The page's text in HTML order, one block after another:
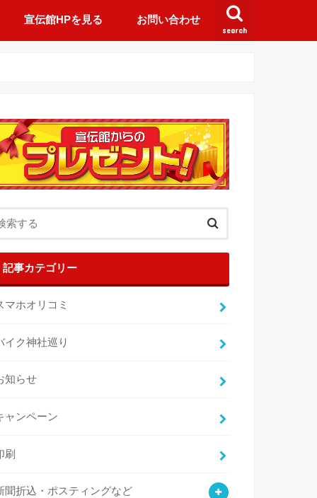
search
宣伝館HPを見る お問い合わせ
記事カテゴリー
マホオリコミ
イク神社巡り
知らせ
ャンペーン
刷
聞折込・ポスティングなど